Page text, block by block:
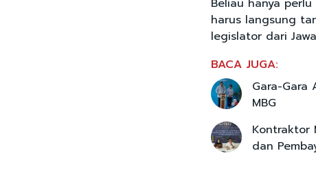
Beliau hanya
harus langsung
legislator dari
BACA JUGA:
Gara-Gara
MBG
Kontraktor
dan